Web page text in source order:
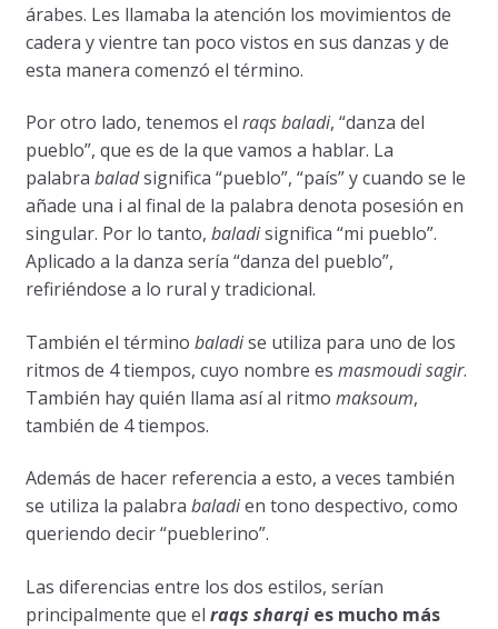
árabes. Les llamaba la atención los movimientos de
cadera y vientre tan poco vistos en sus danzas y de
esta manera comenzó el término.
Por otro lado, tenemos el raqs baladi, “danza del
pueblo”, que es de la que vamos a hablar. La
palabra baladsignifica “pueblo”, “país” y cuando se le
añade una i al final de la palabra denota posesión en
singular. Por lo tanto, baladisignifica “mi pueblo”.
Aplicado a la danza sería “danza del pueblo”,
refiriéndose a lo rural y tradicional.
También el término baladise utiliza para uno de los
ritmos de 4 tiempos, cuyo nombre es masmoudi sagir.
También hay quién llama así al ritmo maksoum,
también de 4 tiempos.
Además de hacer referencia a esto, a veces también
se utiliza la palabra baladien tono despectivo, como
queriendo decir “pueblerino”.
Las diferencias entre los dos estilos, serían
principalmente que el raqs sharqies mucho más